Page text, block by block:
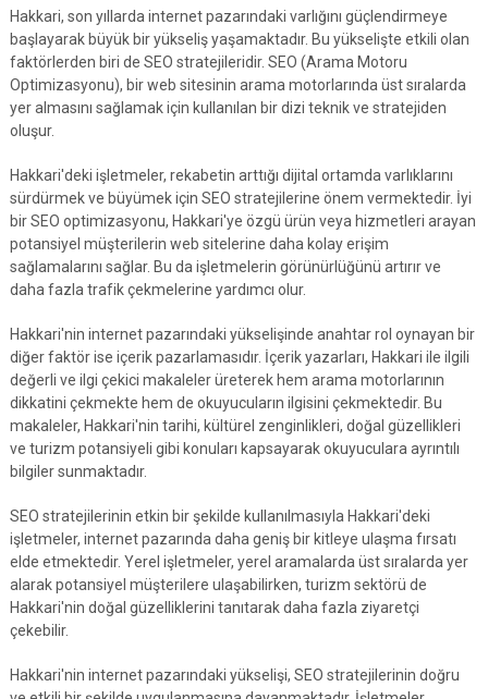
Hakkari, son yıllarda internet pazarındaki varlığını güçlendirmeye
başlayarak büyük bir yükseliş yaşamaktadır. Bu yükselişte etkili olan
faktörlerden biri de SEO stratejileridir. SEO (Arama Motoru
Optimizasyonu), bir web sitesinin arama motorlarında üst sıralarda
yer almasını sağlamak için kullanılan bir dizi teknik ve stratejiden
oluşur.
Hakkari'deki işletmeler, rekabetin arttığı dijital ortamda varlıklarını
sürdürmek ve büyümek için SEO stratejilerine önem vermektedir. İyi
bir SEO optimizasyonu, Hakkari'ye özgü ürün veya hizmetleri arayan
potansiyel müşterilerin web sitelerine daha kolay erişim
sağlamalarını sağlar. Bu da işletmelerin görünürlüğünü artırır ve
daha fazla trafik çekmelerine yardımcı olur.
Hakkari'nin internet pazarındaki yükselişinde anahtar rol oynayan bir
diğer faktör ise içerik pazarlamasıdır. İçerik yazarları, Hakkari ile ilgili
değerli ve ilgi çekici makaleler üreterek hem arama motorlarının
dikkatini çekmekte hem de okuyucuların ilgisini çekmektedir. Bu
makaleler, Hakkari'nin tarihi, kültürel zenginlikleri, doğal güzellikleri
ve turizm potansiyeli gibi konuları kapsayarak okuyuculara ayrıntılı
bilgiler sunmaktadır.
SEO stratejilerinin etkin bir şekilde kullanılmasıyla Hakkari'deki
işletmeler, internet pazarında daha geniş bir kitleye ulaşma fırsatı
elde etmektedir. Yerel işletmeler, yerel aramalarda üst sıralarda yer
alarak potansiyel müşterilere ulaşabilirken, turizm sektörü de
Hakkari'nin doğal güzelliklerini tanıtarak daha fazla ziyaretçi
çekebilir.
Hakkari'nin internet pazarındaki yükselişi, SEO stratejilerinin doğru